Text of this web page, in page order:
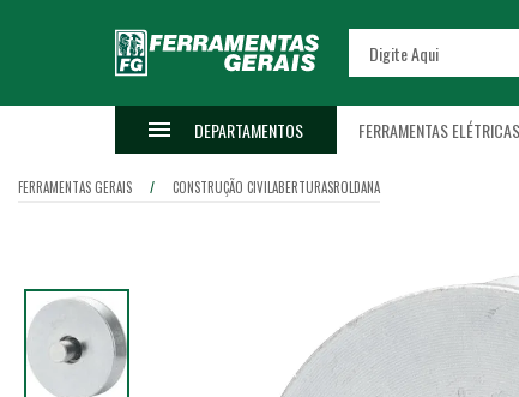
DEPARTAMENTOS FERRAMENTAS ELÉTRICAS
FERRAMENTAS GERAIS CONSTRUÇÃO CIVILABERTURASROLDANA